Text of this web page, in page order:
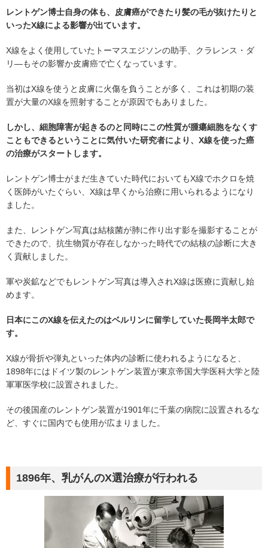
レントゲン博士自身の体も、皮膚癌ができたり髪の毛が抜けたりと
いったX線による影響が出ています。
X線をよく使用していたトーマスエジソンの助手、クラレンス・ダ
リ―もその影響か皮膚癌で亡くなっています。
当初はX線を使うと皮膚に火傷を負うことが多く、これは初期の装
置が大量のX線を照射することが原因でもありました。
しかし、細胞障害が起きるのと同時にこの性質が腫瘍細胞をなくす
こともできるということに気付いた研究者により、X線を使った癌
の治療がスタートします。
レントゲン博士がまだ生きていた時代においてもX線でホクロを焼
く医師がいたぐらい、X線は早くから治療に用いられるようになり
ました。
また、レントゲン写真は結核菌が肺に作り出す影を撮影することが
できたので、抗生物質が存在しなかった時代での結核の診断に大き
く貢献しました。
軍や炭鉱などでもレントゲン写真は導入されX線は医療に貢献し始
めます。
日本にこのX線を伝えたのはベルリンに留学していた長岡半太郎で
す。
X線が骨折や弾丸といった体内の診断に使われるようになると、
1898年にはドイツ製のレントゲン装置が東京帝国大学医科大学と陸
軍軍医学校に設置されました。
その後国産のレントゲン装置が1901年に千葉の病院に設置されるな
ど、すぐに国内でも使用が広まりました。
1896年、乳がんのX選治療が行われる